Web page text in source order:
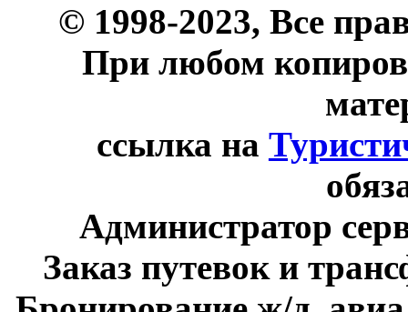
© 1998-2023, Все
При любом
ссылка на
Администратор
Заказ путевок и